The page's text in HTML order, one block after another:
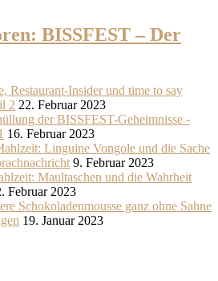
BISSFEST – Der
Restaurant-Insider und time to say
2 22. Februar 2023
der BISSFEST-Geheimnisse -
16. Februar 2023
Linguine Vongole und die Sache
9. Februar 2023
Maultaschen und die Wahrheit
Februar 2023
Schokoladenmousse ganz ohne Sahne
19. Januar 2023